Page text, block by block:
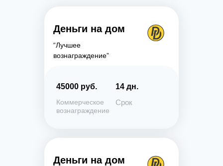
Деньги на дом
“Лучшее
вознаграждение”
45000 руб.
Коммерческое
вознаграждение
14 дн.
Срок
Деньги на дом